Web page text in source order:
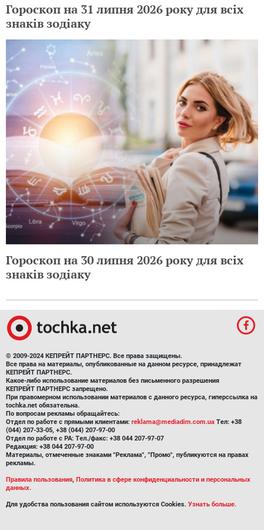
Гороскоп на 31 липня 2026 року для всіх
знаків зодіаку
Гороскоп на 30 липня 2026 року для всіх
знаків зодіаку
© 2009-2024 КЕПРЕЙТ ПАРТНЕРС. Все права защищены.
Все права на материалы, опубликованные на данном ресурсе, принадлежат
КЕПРЕЙТ ПАРТНЕРС.
Какое-либо использование материалов без письменного разрешения
КЕПРЕЙТ ПАРТНЕРС запрещено.
При правомерном использовании материалов с данного ресурса, гиперссылка на
tochka.net обязательна.
По вопросам рекламы обращайтесь:
Отдел по работе с прямыми клиентами: reklama@mediadim.com.ua Тел: +38
(044) 207-33-05, +38 (044) 207-97-00
Отдел по работе с РА: Тел./факс: +38 044 207-97-07
Редакция: +38 044 207-97-00
Материалы, отмеченные знаками "Реклама", "Промо", публикуются на правах
рекламы.
Правила пользования, Политика в сфере конфиденциальности и персональных
данных.
Для удобства пользования сайтом используются Cookies. Узнать больше.